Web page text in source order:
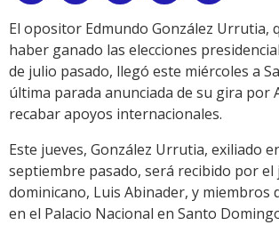
Link
El opositor Edmundo González Urrutia,
haber ganado las elecciones
de julio pasado, llegó este miércoles a
última parada anunciada de su gira por
recabar apoyos internacionales.
Este jueves, González Urrutia, exiliado
septiembre pasado, será recibido por el
dominicano, Luis Abinader, y miembros
en el Palacio Nacional en Santo